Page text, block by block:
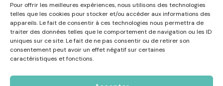
Pour offrir les meilleures expériences, nous utilisons des technologies
telles que les cookies pour stocker et/ou accéder aux informations des
appareils. Le fait de consentir à ces technologies nous permettra de
traiter des données telles que le comportement de navigation ou les ID
uniques sur ce site. Le fait de ne pas consentir ou de retirer son
consentement peut avoir un effet négatif sur certaines
caractéristiques et fonctions.
Nous écrire
Prendre rendez-vous
Simulateur en ligne